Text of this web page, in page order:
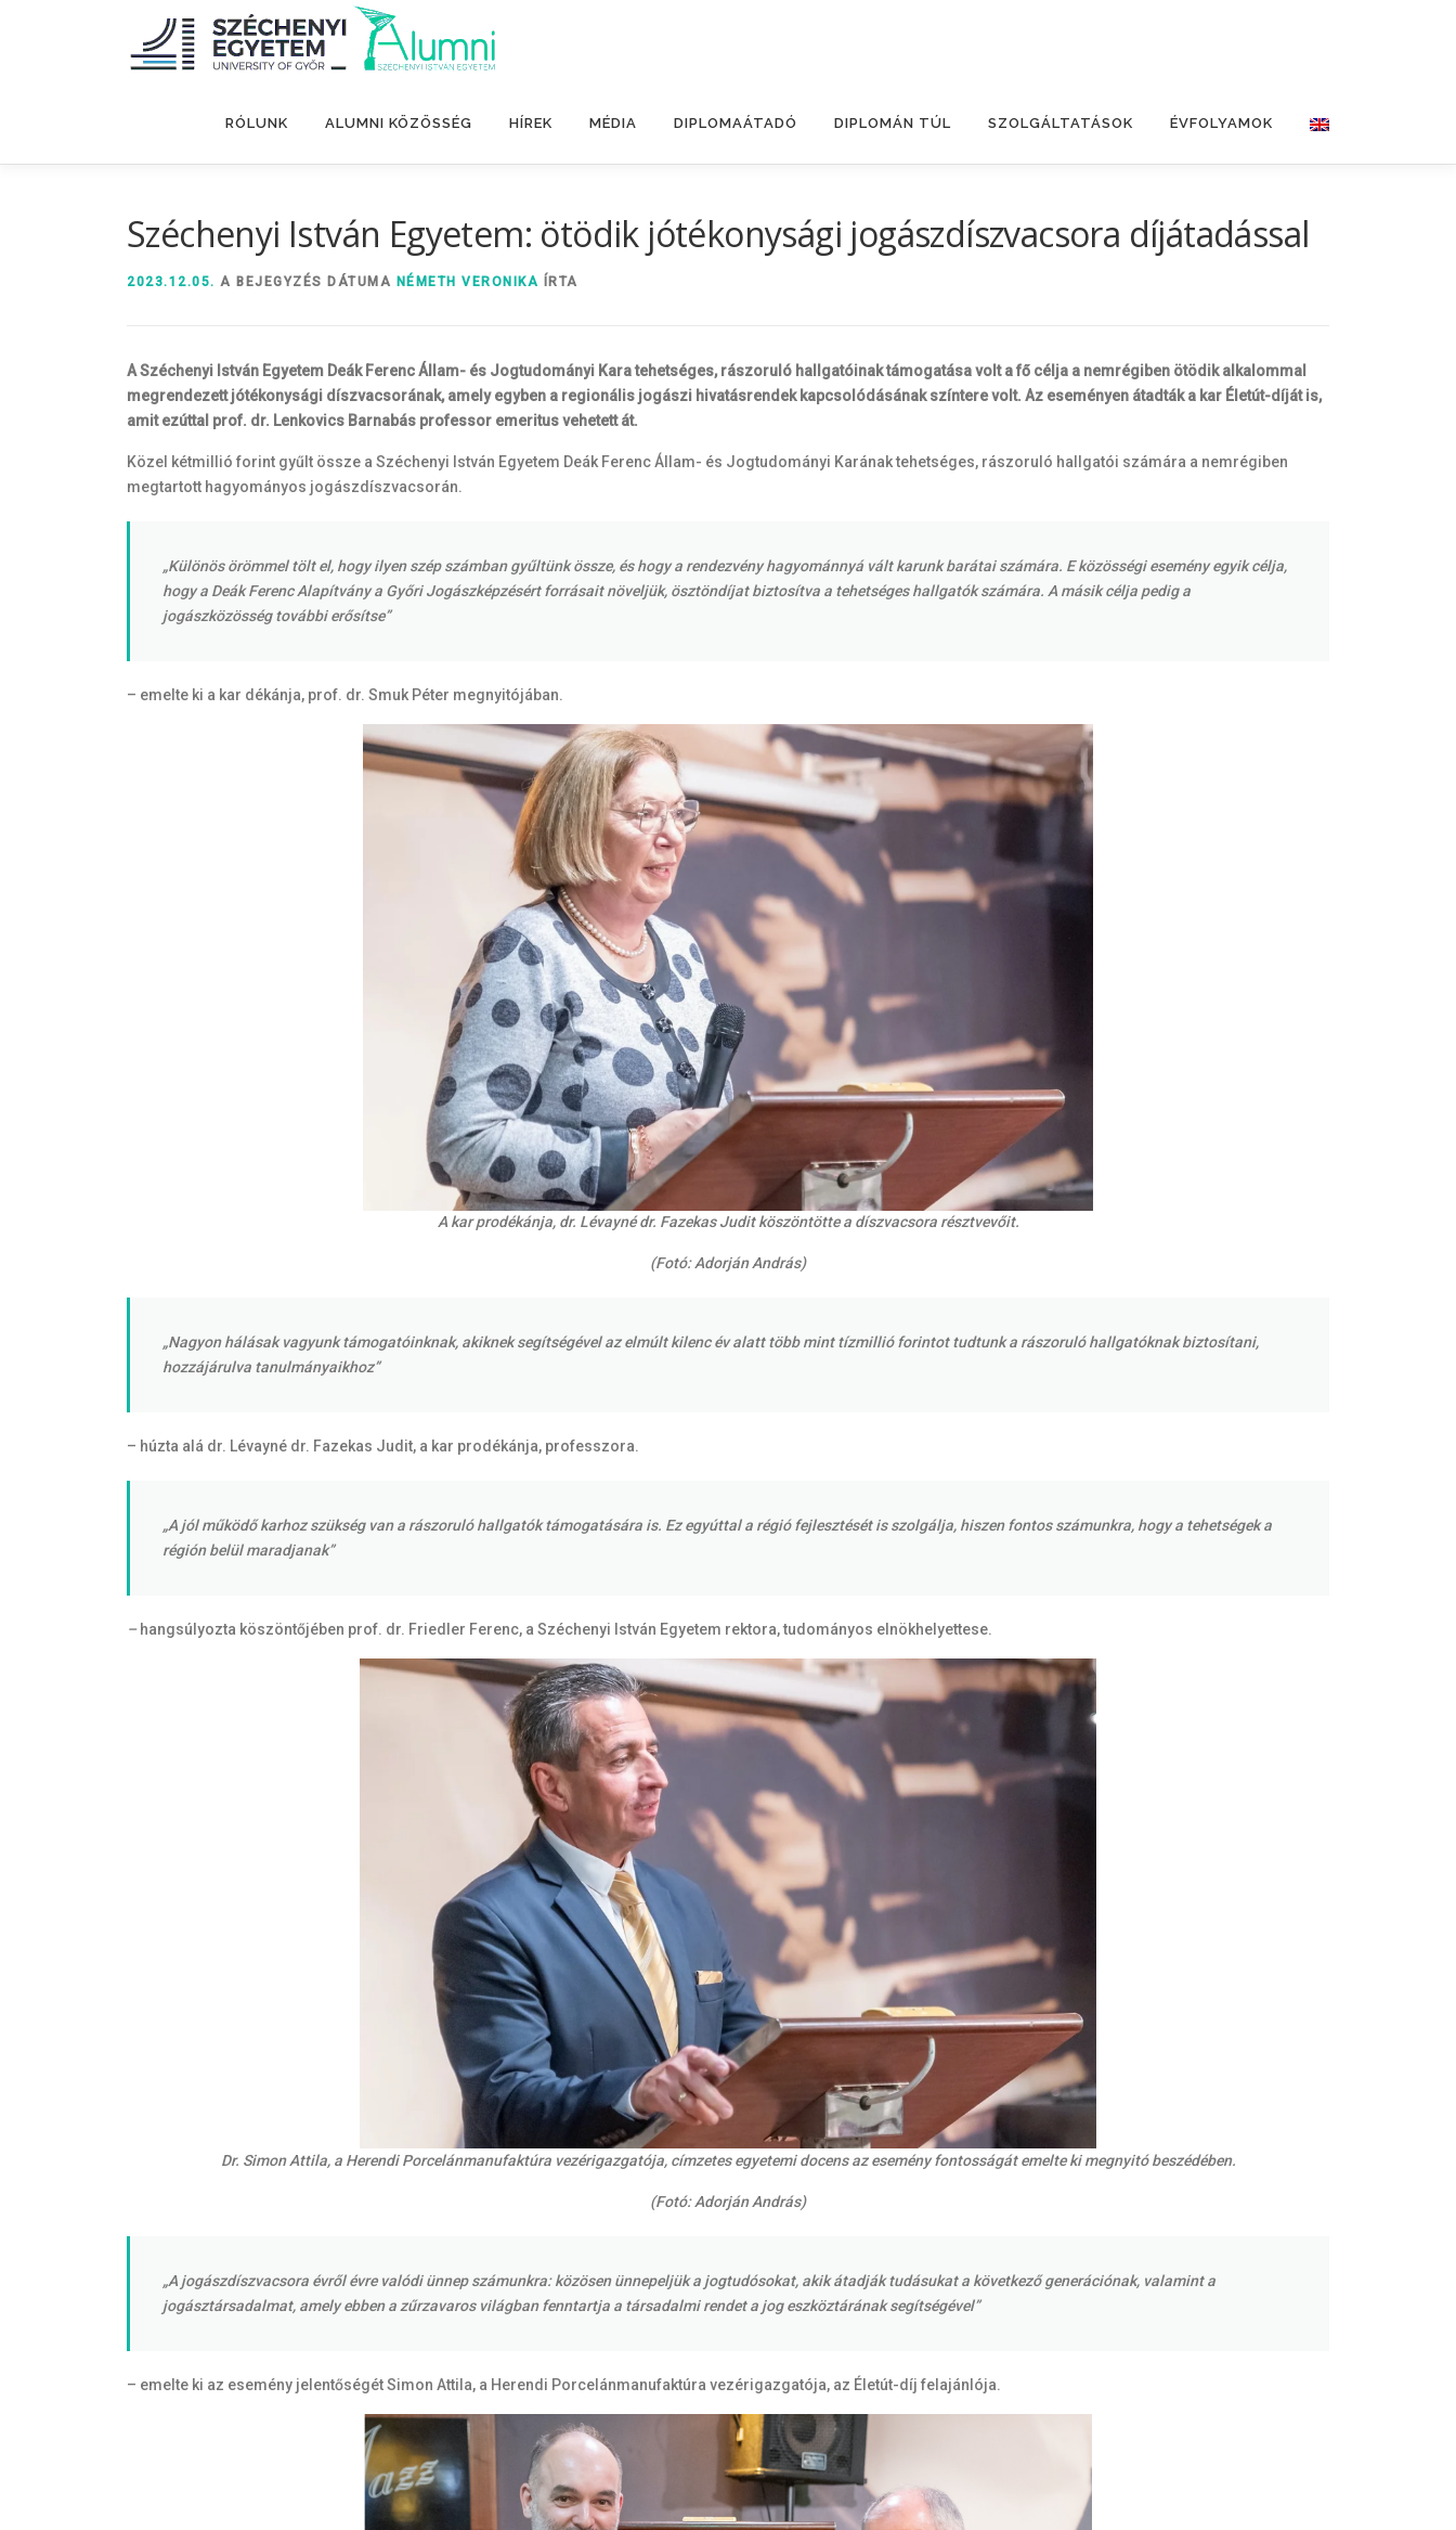
RÓLUNK ALUMNI KÖZÖSSÉG HÍREK MÉDIA DIPLOMAÁTADÓ DIPLOMÁN TÚL SZOLGÁLTATÁSOK ÉVFOLYAMOK
Széchenyi István Egyetem: ötödik jótékonysági jogászdíszvacsora díjátadással
2023.12.05. A BEJEGYZÉS DÁTUMA NÉMETH VERONIKA ÍRTA
A Széchenyi István Egyetem Deák Ferenc Állam- és Jogtudományi Kara tehetséges, rászoruló hallgatóinak támogatása volt a fő célja a nemrégiben ötödik alkalommal
megrendezett jótékonysági díszvacsorának, amely egyben a regionális jogászi hivatásrendek kapcsolódásának színtere volt. Az eseményen átadták a kar Életút-díját is,
amit ezúttal prof. dr. Lenkovics Barnabás professor emeritus vehetett át.
Közel kétmillió forint gyűlt össze a Széchenyi István Egyetem Deák Ferenc Állam- és Jogtudományi Karának tehetséges, rászoruló hallgatói számára a nemrégiben
megtartott hagyományos jogászdíszvacsorán.
„Különös örömmel tölt el, hogy ilyen szép számban gyűltünk össze, és hogy a rendezvény hagyománnyá vált karunk barátai számára. E közösségi esemény egyik célja,
hogy a Deák Ferenc Alapítvány a Győri Jogászképzésért forrásait növeljük, ösztöndíjat biztosítva a tehetséges hallgatók számára. A másik célja pedig a
jogászközösség további erősítse”
– emelte ki a kar dékánja, prof. dr. Smuk Péter megnyitójában.
A kar prodékánja, dr. Lévayné dr. Fazekas Judit köszöntötte a díszvacsora résztvevőit.
(Fotó: Adorján András)
„Nagyon hálásak vagyunk támogatóinknak, akiknek segítségével az elmúlt kilenc év alatt több mint tízmillió forintot tudtunk a rászoruló hallgatóknak biztosítani,
hozzájárulva tanulmányaikhoz”
– húzta alá dr. Lévayné dr. Fazekas Judit, a kar prodékánja, professzora.
„A jól működő karhoz szükség van a rászoruló hallgatók támogatására is. Ez egyúttal a régió fejlesztését is szolgálja, hiszen fontos számunkra, hogy a tehetségek a
régión belül maradjanak”
– hangsúlyozta köszöntőjében prof. dr. Friedler Ferenc, a Széchenyi István Egyetem rektora, tudományos elnökhelyettese.
Dr. Simon Attila, a Herendi Porcelánmanufaktúra vezérigazgatója, címzetes egyetemi docens az esemény fontosságát emelte ki megnyitó beszédében.
(Fotó: Adorján András)
„A jogászdíszvacsora évről évre valódi ünnep számunkra: közösen ünnepeljük a jogtudósokat, akik átadják tudásukat a következő generációnak, valamint a
jogásztársadalmat, amely ebben a zűrzavaros világban fenntartja a társadalmi rendet a jog eszköztárának segítségével”
– emelte ki az esemény jelentőségét Simon Attila, a Herendi Porcelánmanufaktúra vezérigazgatója, az Életút-díj felajánlója.